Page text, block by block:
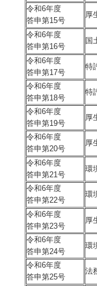
令和6年度
答申第15号
厚
令和6年度
答申第16号
国
令和6年度
答申第17号
特
令和6年度
答申第18号
特
令和6年度
答申第19号
厚
令和6年度
答申第20号
厚
令和6年度
答申第21号
環
令和6年度
答申第22号
環
令和6年度
答申第23号
厚
令和6年度
答申第24号
環
令和6年度
答申第25号
法